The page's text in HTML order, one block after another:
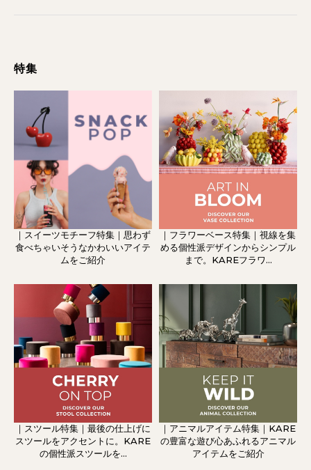
特集
｜スイーツモチーフ特集｜思わず
食べちゃいそうなかわいいアイテ
ムをご紹介
｜フラワーベース特集｜視線を集
める個性派デザインからシンプル
まで。KAREフラワ...
｜スツール特集｜最後の仕上げに
スツールをアクセントに。KARE
の個性派スツールを...
｜アニマルアイテム特集｜KARE
の豊富な遊び心あふれるアニマル
アイテムをご紹介